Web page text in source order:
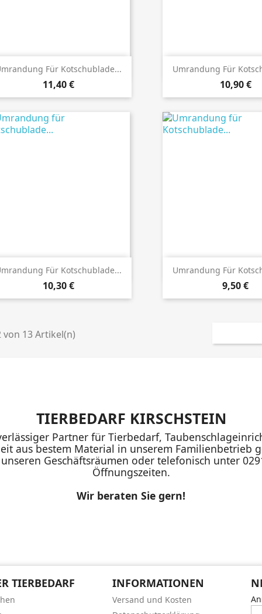
Für Kotschublade...
Preis
11,40 €
Details ansehen Umrandung Für
Preis
10,90 €
Details
Für Kotschublade...
Preis
10,30 €
Details ansehen Umrandung Für
Preis
9,50 €
Details
von 13 Artikel(n)
TIERBEDARF KIRSCHSTEIN
Partner für Tierbedarf,
aus bestem Material in unserem Familienbetrieb
Geschäftsräumen oder telefonisch unter
Öffnungszeiten.
Wir beraten Sie gern!
TIERBEDARF INFORMATIONEN
Versand und Kosten